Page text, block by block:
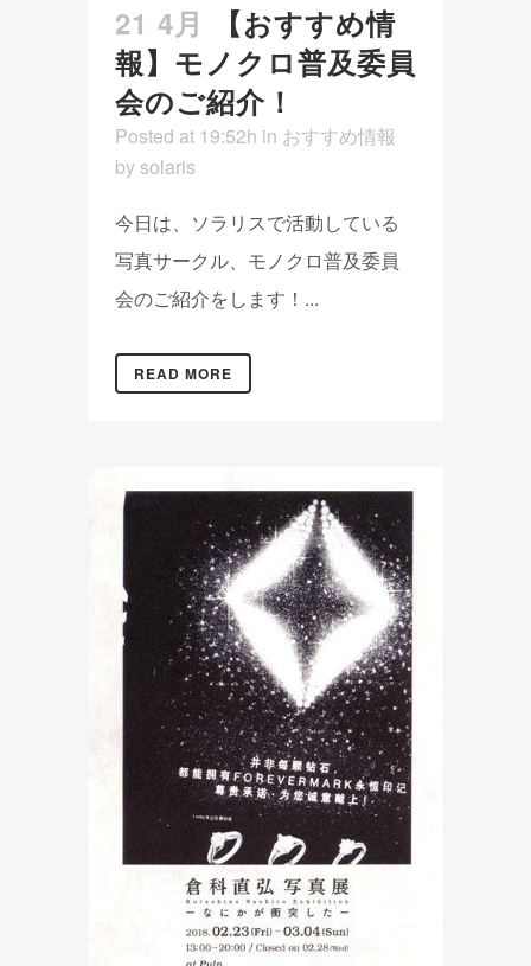
21 4月
【おすすめ情
報】モノクロ普及委員
会のご紹介！
Posted at 19:52h in おすすめ情報
by solaris
今日は、ソラリスで活動している
写真サークル、モノクロ普及委員
会のご紹介をします！...
READ MORE